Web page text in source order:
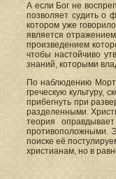
А если Бог не
позволяет судить о
котором уже
является
произведением
чтобы настойчиво
знаний, которыми
По наблюдению
греческую культуру,
прибегнуть при
разделенными.
теория
противоположными.
поиске её
христианам, но в